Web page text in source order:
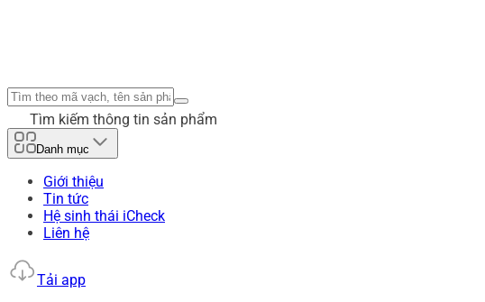
Tìm kiếm thông tin sản phẩm
Danh mục
Giới thiệu
Tin tức
Hệ sinh thái iCheck
Liên hệ
Tải app